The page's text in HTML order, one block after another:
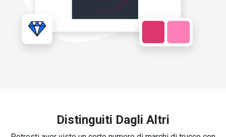
Distinguiti Dagli Altri